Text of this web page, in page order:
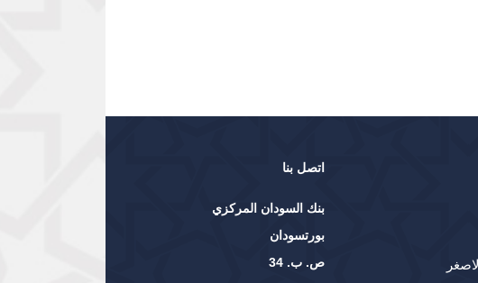
اتصل بنا
بنك السودان المركزي
بورتسودان
ص. ب. 34